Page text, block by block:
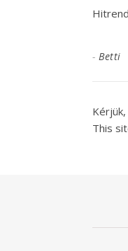
- Betti
This